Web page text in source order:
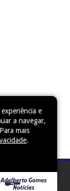
e
a navegar,
mais
.